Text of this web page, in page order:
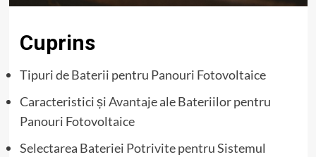
Cuprins
Tipuri de Baterii pentru Panouri Fotovoltaice
Caracteristici și Avantaje ale Bateriilor pentru
Panouri Fotovoltaice
Selectarea Bateriei Potrivite pentru Sistemul